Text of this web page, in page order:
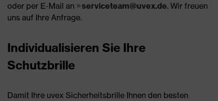
oder per E-Mail an
serviceteam@uvex.de. Wir freuen
uns auf Ihre Anfrage.
Individualisieren Sie Ihre
Schutzbrille
Damit Ihre uvex Sicherheitsbrille Ihnen den besten